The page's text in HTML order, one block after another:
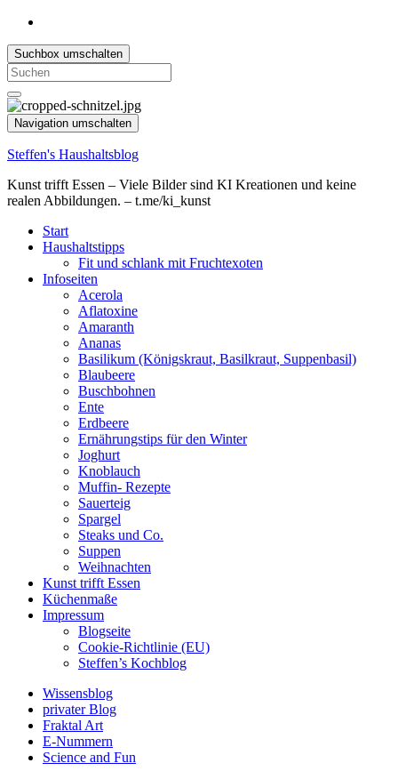
Suchbox umschalten
Search
for:
Navigation umschalten
Steffen's Haushaltsblog
Kunst trifft Essen – Viele Bilder sind KI Kreationen und keine
realen Abbildungen. – t.me/ki_kunst
Start
Haushaltstipps
Fit und schlank mit Fruchtexoten
Infoseiten
Acerola
Aflatoxine
Amaranth
Ananas
Basilikum (Königskraut, Basilkraut, Suppenbasil)
Blaubeere
Buschbohnen
Ente
Erdbeere
Ernährungstips für den Winter
Joghurt
Knoblauch
Muffin- Rezepte
Sauerteig
Spargel
Steaks und Co.
Suppen
Weihnachten
Kunst trifft Essen
Küchenmaße
Impressum
Blogseite
Cookie-Richtlinie (EU)
Steffen’s Kochblog
Wissensblog
privater Blog
Fraktal Art
E-Nummern
Science and Fun